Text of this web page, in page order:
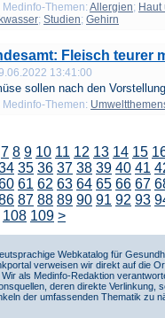
Themen: Allergien; Haut
; Studien; Gehirn
Fleisch teurer
13:41:00
sollen nach den
Themen:
7 8 9 10 11 12 13 14 15
35 36 37 38 39 40 41
61 62 63 64 65 66 67
87 88 89 90 91 92 93
108 109 >
Webkatalog für
verweisen wir direkt auf die
als Medinfo-Redaktion
deren direkte
der umfassenden Thematik